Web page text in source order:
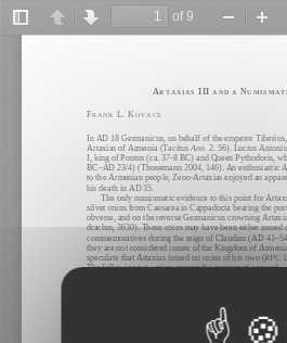
Panneau de gestion des cookies